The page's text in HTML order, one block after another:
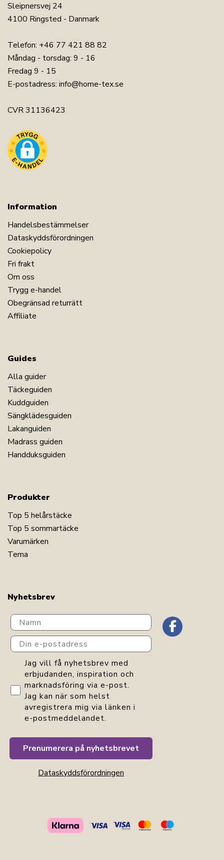
Sleipnersvej 24
4100 Ringsted - Danmark
Telefon: +46 77 421 88 82
Måndag - torsdag: 9 - 16
Fredag 9 - 15
E-postadress: info@home-tex.se
CVR 31136423
Information
Handelsbestämmelser
Dataskyddsförordningen
Cookiepolicy
Fri frakt
Om oss
Trygg e-handel
Obegränsad returrätt
Affiliate
Guides
Alla guider
Täckeguiden
Kuddguiden
Sängklädesguiden
Lakanguiden
Madrass guiden
Handduksguiden
Produkter
Top 5 helårstäcke
Top 5 sommartäcke
Varumärken
Tema
Nyhetsbrev
Navn
Din e-postadress
GDPR consent
Jag vill få nyhetsbrev med
erbjudanden, inspiration och
marknadsföring via e-post.
Jag kan när som helst
avregistrera mig via länken i
e-postmeddelandet.
Prenumerera på nyhetsbrevet
Dataskyddsförordningen